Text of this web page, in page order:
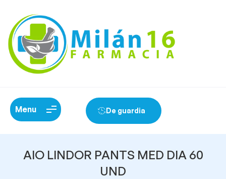
Menu De guardia
AIO LINDOR PANTS MED DIA 60
UND